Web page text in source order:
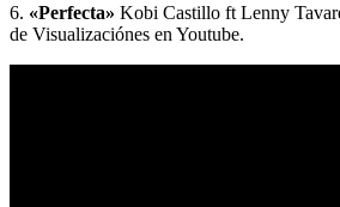
6. «Perfecta» Kobi Castillo ft Lenny
de Visualizaciónes en Youtube.